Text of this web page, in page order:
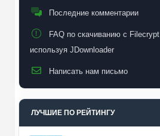
Последние комментарии
FAQ по скачиванию с Filecrypt
используя JDownloader
Написать нам письмо
ЛУЧШИЕ ПО РЕЙТИНГУ